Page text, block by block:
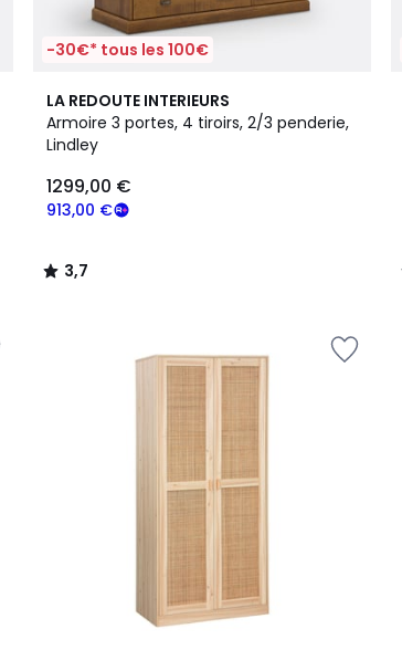
-30€* tous les 100€
LA REDOUTE INTERIEURS
Armoire 3 portes, 4 tiroirs, 2/3 penderie,
Lindley
913,00 €
1299,00 €
3,7
/ 5
3,7
/